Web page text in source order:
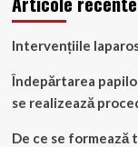
Intervențiile
Îndepărtarea
se realizează
De ce se formează